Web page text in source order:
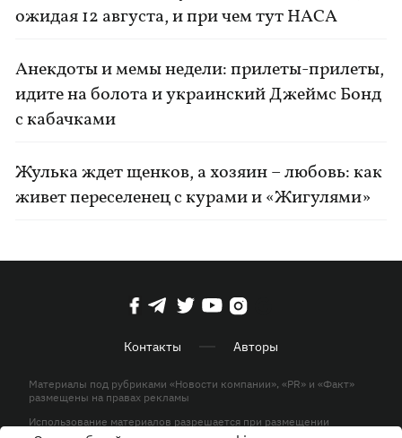
ожидая 12 августа, и при чем тут НАСА
Анекдоты и мемы недели: прилеты-прилеты,
идите на болота и украинский Джеймс Бонд
с кабачками
Жулька ждет щенков, а хозяин – любовь: как
живет переселенец с курами и «Жигулями»
Контакты Авторы
Материалы под рубриками «Новости компании», «PR» и «Факт»
размещены на правах рекламы
Использование материалов разрешается при размещении
активной гиперссылки на KP.UA в первом абзаце.